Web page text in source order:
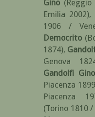
Gino
Emilia 2002),
1906 /
Democrito
1874),
Genova
Gandolfi Gino
Piacenza
Piacenza
(Torino 1810